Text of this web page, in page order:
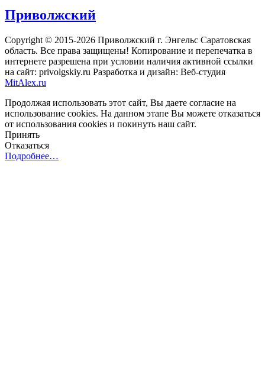
Приволжский
Copyright © 2015-2026 Приволжский г. Энгельс Саратовская
область. Все права защищены! Копирование и перепечатка в
интернете разрешена при условии наличия активной ссылки
на сайт: privolgskiy.ru Разработка и дизайн: Веб-студия
MitAlex.ru
Продолжая использовать этот сайт, Вы даете согласие на
использование cookies. На данном этапе Вы можете отказаться
от использования cookies и покинуть наш сайт.
Принять
Отказаться
Подробнее…